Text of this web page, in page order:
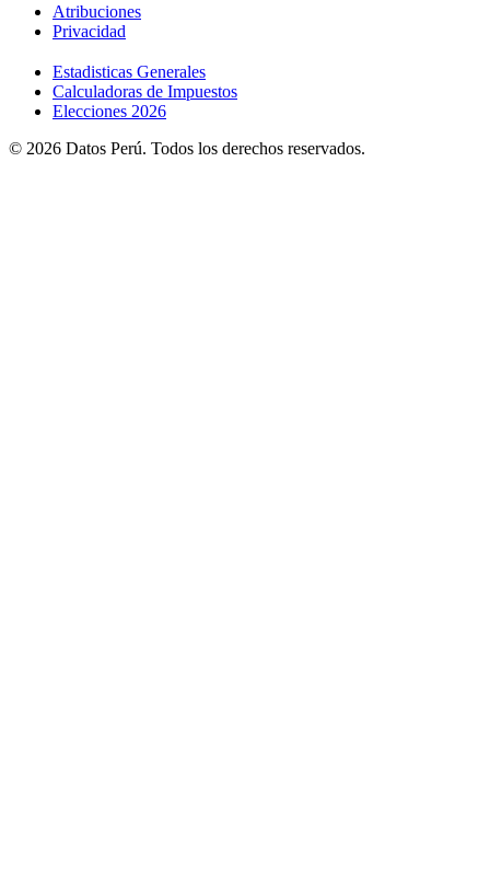
Atribuciones
Privacidad
Estadisticas Generales
Calculadoras de Impuestos
Elecciones 2026
© 2026 Datos Perú. Todos los derechos reservados.